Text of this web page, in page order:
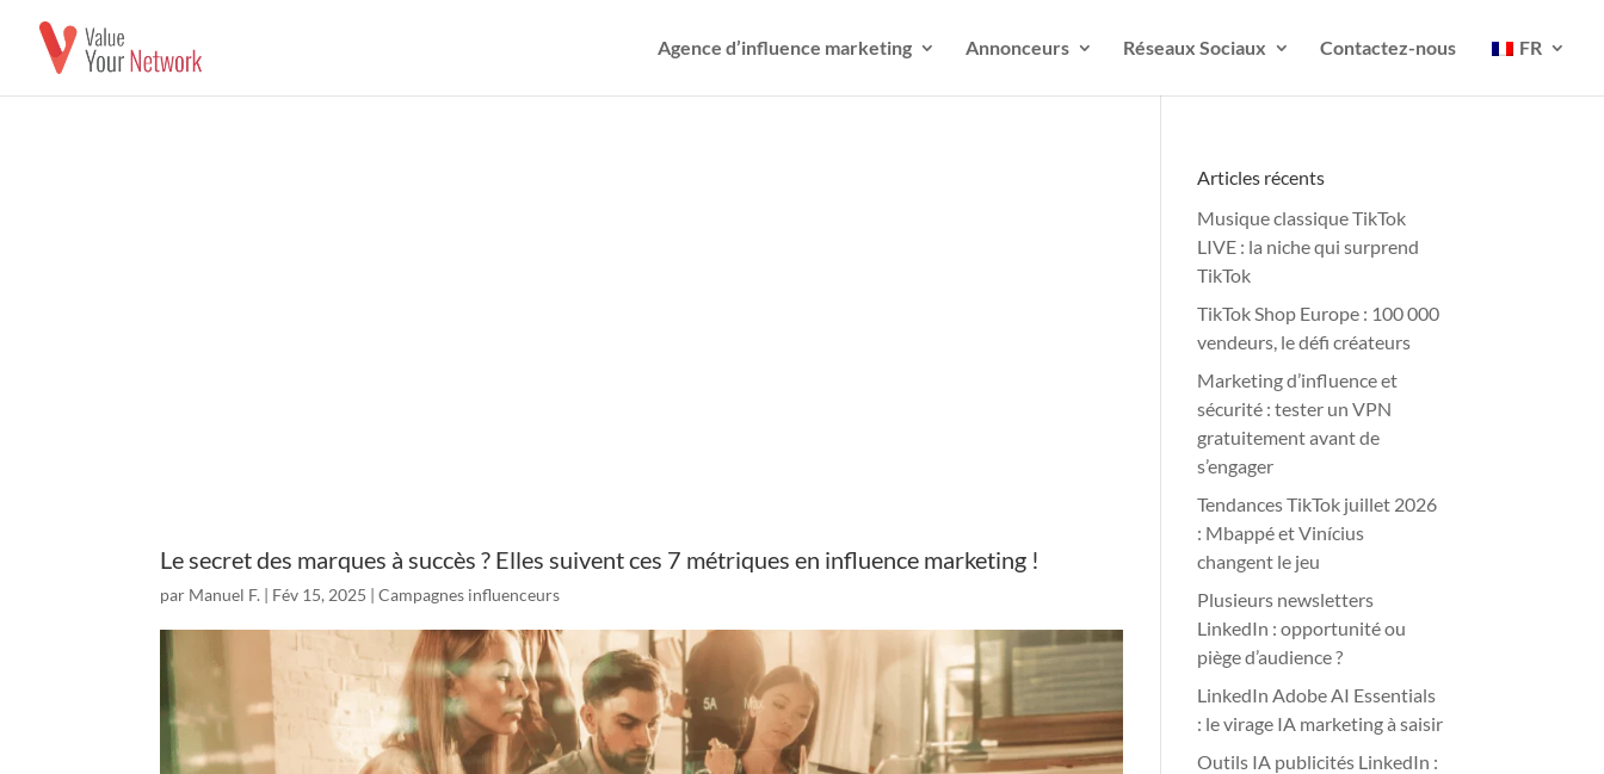
Agence d’influence marketing Annonceurs Réseaux Sociaux Contactez-nous FR
Le secret des marques à succès ? Elles suivent ces 7 métriques en influence marketing !
par Manuel F. | Fév 15, 2025 |Campagnes influenceurs
Articles récents
Musique classique TikTok
LIVE : la niche qui surprend
TikTok
TikTok Shop Europe : 100 000
vendeurs, le défi créateurs
Marketing d’influence et
sécurité : tester un VPN
gratuitement avant de
s’engager
Tendances TikTok juillet 2026
: Mbappé et Vinícius
changent le jeu
Plusieurs newsletters
LinkedIn : opportunité ou
piège d’audience ?
LinkedIn Adobe AI Essentials
: le virage IA marketing à saisir
Outils IA publicités LinkedIn :